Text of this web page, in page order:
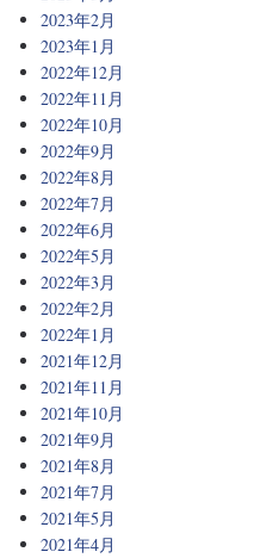
2023年2月
2023年1月
2022年12月
2022年11月
2022年10月
2022年9月
2022年8月
2022年7月
2022年6月
2022年5月
2022年3月
2022年2月
2022年1月
2021年12月
2021年11月
2021年10月
2021年9月
2021年8月
2021年7月
2021年5月
2021年4月